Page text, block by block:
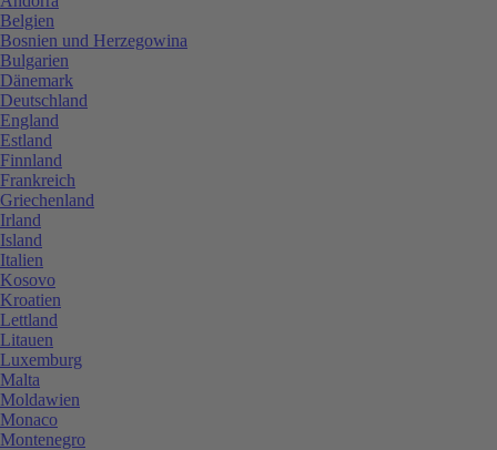
Belgien
Bosnien und Herzegowina
Bulgarien
Dänemark
Deutschland
England
Estland
Finnland
Frankreich
Griechenland
Irland
Island
Italien
Kosovo
Kroatien
Lettland
Litauen
Luxemburg
Malta
Moldawien
Monaco
Montenegro